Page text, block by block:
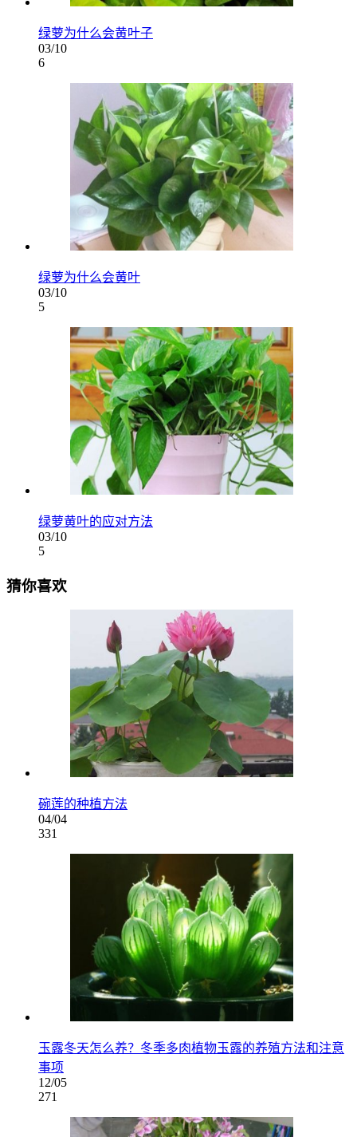
绿萝为什么会黄叶子
03/10
6
绿萝为什么会黄叶
03/10
5
绿萝黄叶的应对方法
03/10
5
猜你喜欢
碗莲的种植方法
04/04
331
玉露冬天怎么养？冬季多肉植物玉露的养殖方法和注意
事项
12/05
271